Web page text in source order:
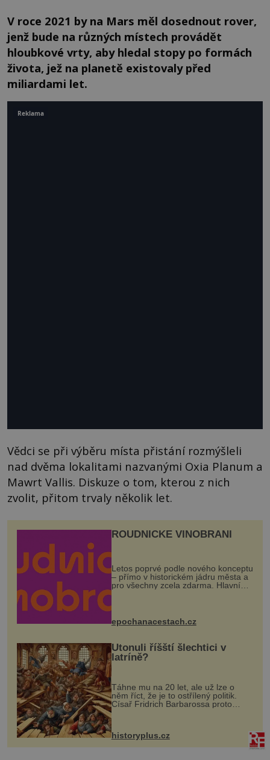
V roce 2021 by na Mars měl dosednout rover,
jenž bude na různých místech provádět
hloubkové vrty, aby hledal stopy po formách
života, jež na planetě existovaly před
miliardami let.
Vědci se při výběru místa přistání rozmýšleli
nad dvěma lokalitami nazvanými Oxia Planum a
Mawrt Vallis. Diskuze o tom, kterou z nich
zvolit, přitom trvaly několik let.
ROUDNICKÉ VINOBRANÍ
Letos poprvé podle nového konceptu
– přímo v historickém jádru města a
pro všechny zcela zdarma. Hlavní
program se odehraje na Karlově a
mohou těšit na víno, burčák, pes...
epochanacestach.cz
Utonuli říšští šlechtici v
latríně?
Táhne mu na 20 let, ale už lze o
něm říct, že je to ostřílený politik.
Císař Fridrich Barbarossa proto
posílá svého syna a dědice Jindřicha
VI. do Erfurtu, aby se stal
prostředníkem při řešení sporu m...
historyplus.cz
Reklama